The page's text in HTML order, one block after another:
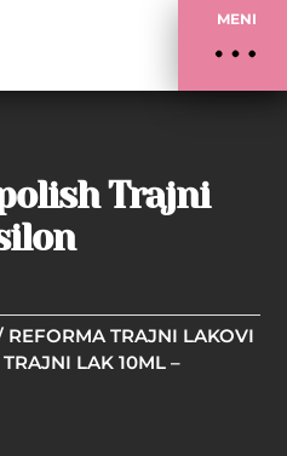
MENI
Trajni
REFORMA TRAJNI LAKOVI
LAK 10ML –